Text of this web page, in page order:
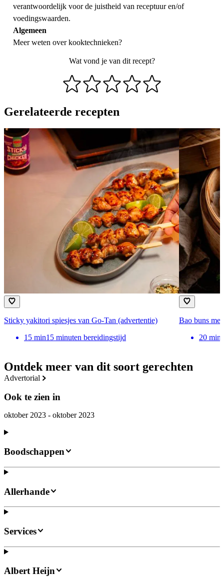
Ontdek meer van dit soort gerechten
advertorial
Ook te zien in
oktober 2023 - oktober 2023
verantwoordelijk voor de juistheid van receptuur en/of
voedingswaarden.
Algemeen
Meer weten overkooktechnieken?
Wat vond je van dit recept?
Gerelateerde recepten
Sticky yakitori spiesjes van Go-Tan (advertentie)
15 min15 minuten bereidingstijd
Bao buns
20 min
Boodschappen
Allerhande
Services
Albert Heijn